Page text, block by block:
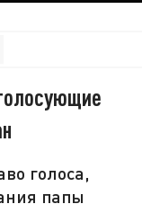
голоса,
папы